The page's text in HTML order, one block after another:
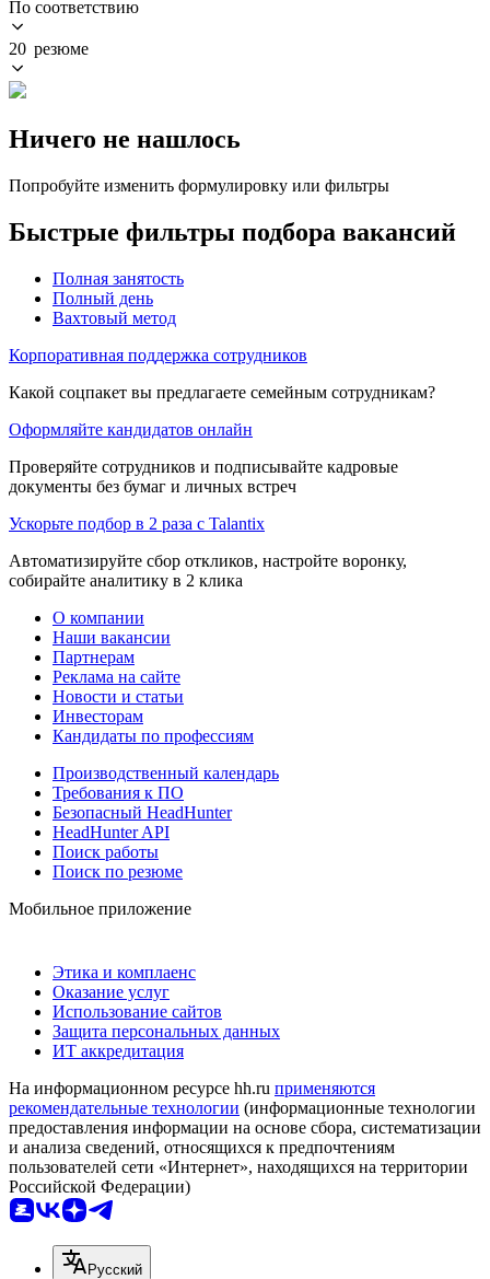
По соответствию
20 резюме
Ничего не нашлось
Попробуйте изменить формулировку или фильтры
Быстрые фильтры подбора вакансий
Полная занятость
Полный день
Вахтовый метод
Корпоративная поддержка сотрудников
Какой соцпакет вы предлагаете семейным сотрудникам?
Оформляйте кандидатов онлайн
Проверяйте сотрудников и подписывайте кадровые
документы без бумаг и личных встреч
Ускорьте подбор в 2 раза с Talantix
Автоматизируйте сбор откликов, настройте воронку,
собирайте аналитику в 2 клика
О компании
Наши вакансии
Партнерам
Реклама на сайте
Новости и статьи
Инвесторам
Кандидаты по профессиям
Производственный календарь
Требования к ПО
Безопасный HeadHunter
HeadHunter API
Поиск работы
Поиск по резюме
Мобильное приложение
Этика и комплаенс
Оказание услуг
Использование сайтов
Защита персональных данных
ИТ аккредитация
На информационном ресурсе hh.ru применяются
рекомендательные технологии (информационные технологии
предоставления информации на основе сбора, систематизации
и анализа сведений, относящихся к предпочтениям
пользователей сети «Интернет», находящихся на территории
Российской Федерации)
Русский